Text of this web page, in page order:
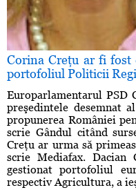
Corina Creţu ar fi fost
portofoliul Politicii
Europarlamentarul PSD
preşedintele desemnat
propunerea României
scrie Gândul citând
Creţu ar urma să
scrie Mediafax. Dacian
gestionat portofoliul
respectiv Agricultura, a